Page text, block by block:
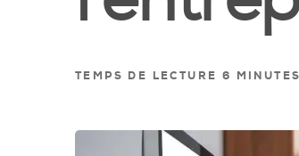
TEMPS DE LECTURE 6 MINUTES